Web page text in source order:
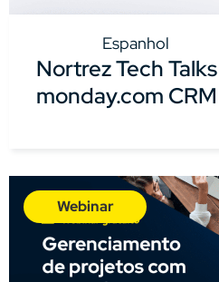
Espanhol
Nortrez Tech
monday.com CRM
Webinar